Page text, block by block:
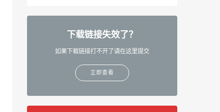
下载链接失效了？
如果下载链接打不开了请在这里提交
立即查看